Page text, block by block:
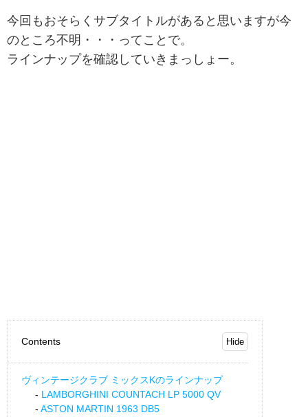
今回もおそらくサブタイトルがあると思いますが今
のところ不明・・・ってことで。
ラインナップを確認していきまっしょー。
Contents
ヴィンテージクラブ ミックスKのラインナップ
LAMBORGHINI COUNTACH LP 5000 QV
ASTON MARTIN 1963 DB5